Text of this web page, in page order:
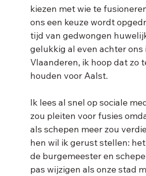
kiezen met wie te
ons een keuze wordt
tijd van gedwongen
gelukkig al even achter ons
Vlaanderen, ik hoop dat zo
Ik lees al snel op sociale
zou pleiten voor fusies
als schepen meer zou
hen wil ik gerust stellen:
de burgemeester en
pas wijzigen als onze stad